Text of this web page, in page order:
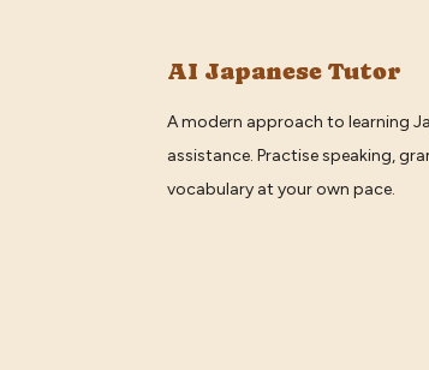
AI Japanese Tutor
A modern approach to learning
assistance. Practise speaking,
vocabulary at your own pace.